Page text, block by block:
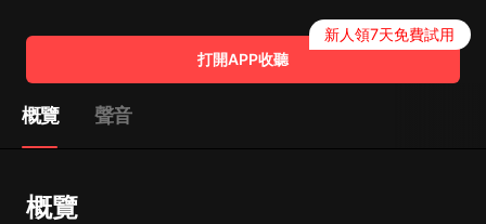
打開APP收聽
新人領7天免費試用
概覽 聲音
概覽